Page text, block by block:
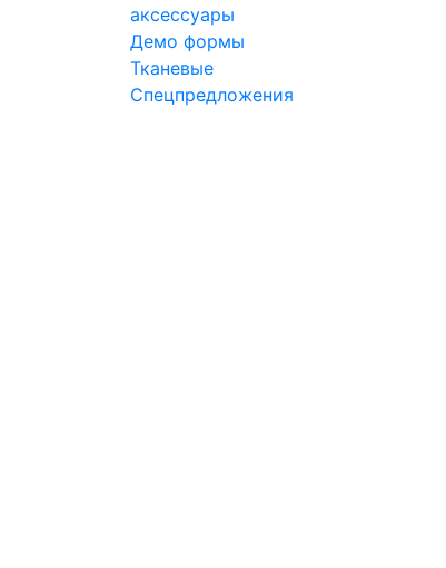
аксессуары
Демо формы
Тканевые
Спецпредложения